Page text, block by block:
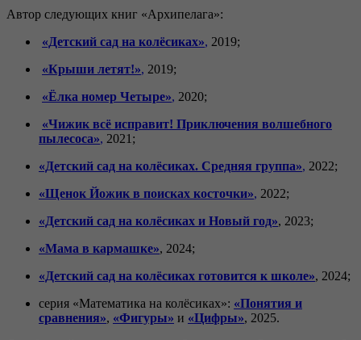
Автор следующих книг «Архипелага»:
«Детский сад на колёсиках», 2019;
«Крыши летят!», 2019;
«Ёлка номер Четыре», 2020;
«Чижик всё исправит! Приключения волшебного
пылесоса», 2021;
«Детский сад на колёсиках. Средняя группа», 2022;
«Щенок Йожик в поисках косточки», 2022;
«Детский сад на колёсиках и Новый год», 2023;
«Мама в кармашке», 2024;
«Детский сад на колёсиках готовится к школе», 2024;
серия «Математика на колёсиках»: «Понятия и
сравнения», «Фигуры» и «Цифры», 2025.